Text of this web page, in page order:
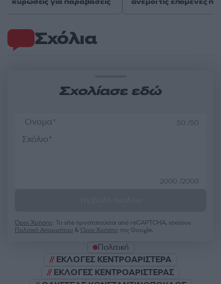
Σχόλια
Σχολίασε εδώ
50 /50
2000 /2000
Όροι Χρήσης. Το site προστατεύεται από reCAPTCHA, ισχύουν
Πολιτική Απορρήτου &Όροι Χρήσης της Google.
Πολιτική
ΕΚΛΟΓΕΣ ΚΕΝΤΡΟΑΡΙΣΤΕΡΑ
ΕΚΛΟΓΕΣ ΚΕΝΤΡΟΑΡΙΣΤΕΡΑΣ